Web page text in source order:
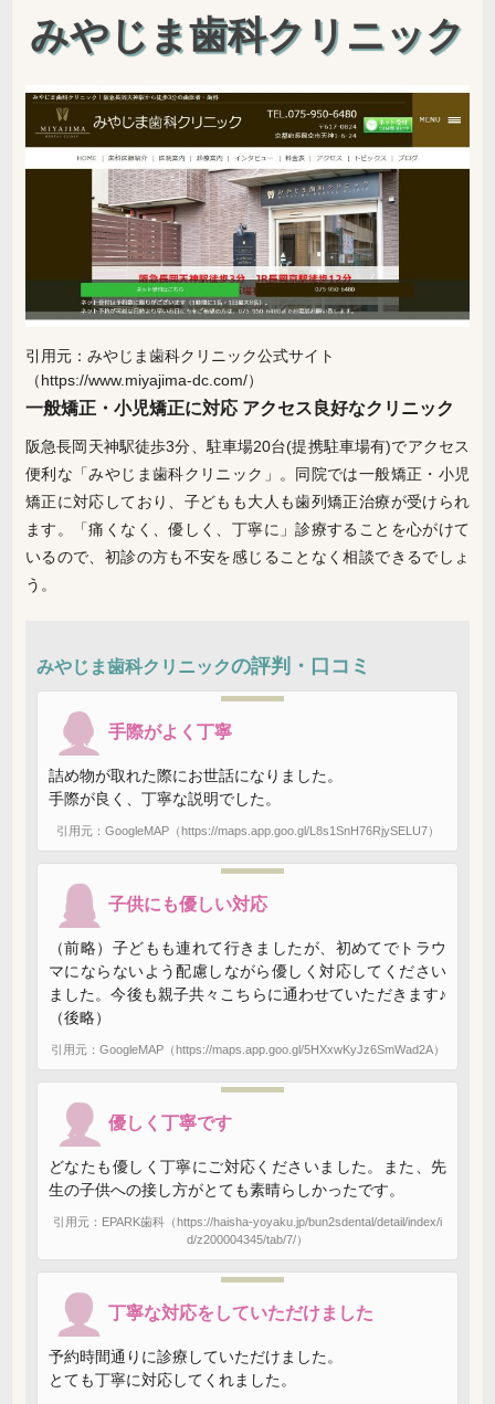
みやじま歯科クリニック
引用元：みやじま歯科クリニック公式サイト
（https://www.miyajima-dc.com/）
一般矯正・小児矯正に対応 アクセス良好なクリニック
阪急長岡天神駅徒歩3分、駐車場20台(提携駐車場有)でアクセス
便利な「みやじま歯科クリニック」。同院では一般矯正・小児
矯正に対応しており、子どもも大人も歯列矯正治療が受けられ
ます。「痛くなく、優しく、丁寧に」診療することを心がけて
いるので、初診の方も不安を感じることなく相談できるでしょ
う。
みやじま歯科クリニックの評判・口コミ
手際がよく丁寧
詰め物が取れた際にお世話になりました。
手際が良く、丁寧な説明でした。
引用元：GoogleMAP（https://maps.app.goo.gl/L8s1SnH76RjySELU7）
子供にも優しい対応
（前略）子どもも連れて行きましたが、初めてでトラウ
マにならないよう配慮しながら優しく対応してください
ました。今後も親子共々こちらに通わせていただきます♪
（後略）
引用元：GoogleMAP（https://maps.app.goo.gl/5HXxwKyJz6SmWad2A）
優しく丁寧です
どなたも優しく丁寧にご対応くださいました。また、先
生の子供への接し方がとても素晴らしかったです。
引用元：EPARK歯科（https://haisha-yoyaku.jp/bun2sdental/detail/index/i
d/z200004345/tab/7/）
丁寧な対応をしていただけました
予約時間通りに診療していただけました。
とても丁寧に対応してくれました。